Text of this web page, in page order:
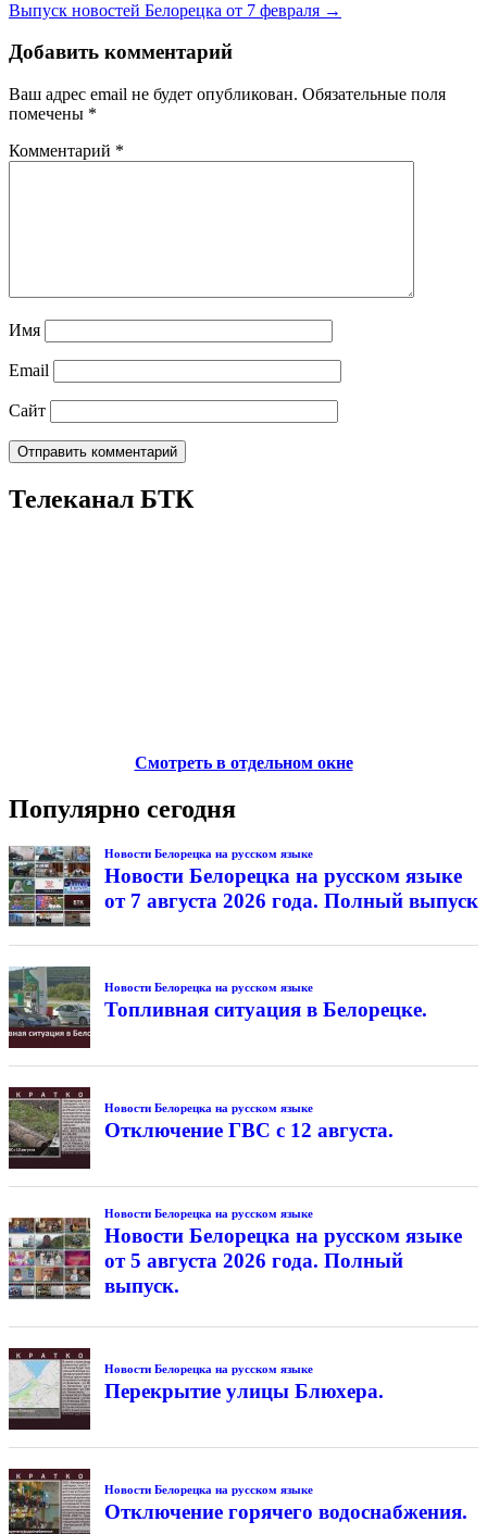
Выпуск новостей Белорецка от 7 февраля →
Добавить комментарий
Ваш адрес email не будет опубликован. Обязательные поля
помечены *
Комментарий *
Имя
Email
Сайт
Телеканал БТК
Смотреть в отдельном окне
Популярно сегодня
Новости Белорецка на русском языке
Новости Белорецка на русском языке
от 7 августа 2026 года. Полный выпуск
Новости Белорецка на русском языке
Топливная ситуация в Белорецке.
Новости Белорецка на русском языке
Отключение ГВС с 12 августа.
Новости Белорецка на русском языке
Новости Белорецка на русском языке
от 5 августа 2026 года. Полный
выпуск.
Новости Белорецка на русском языке
Перекрытие улицы Блюхера.
Новости Белорецка на русском языке
Отключение горячего водоснабжения.